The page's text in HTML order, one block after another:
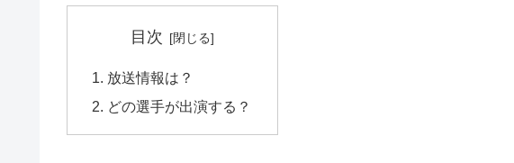
目次
放送情報は？
どの選手が出演する？